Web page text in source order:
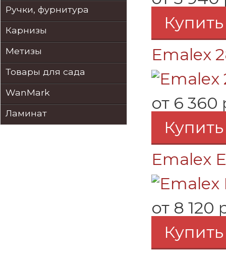
Ручки, фурнитура
Карнизы
Метизы
Товары для сада
WanMark
Ламинат
Купить
Emalex
от 6 360
Купить
Emalex
от 8 120
Купить